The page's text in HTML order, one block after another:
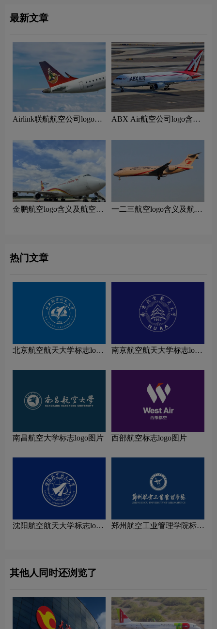
最新文章
Airlink联航航空公司logo含
ABX Air航空公司logo含义
‌金鹏航空logo含义及航空品
一二三航空logo含义及航空
热门文章
北京航空航天大学标志logo
南京航空航天大学标志logo
南昌航空大学标志logo图片 西部航空标志logo图片
沈阳航空航天大学标志logo
郑州航空工业管理学院标志
其他人同时还浏览了